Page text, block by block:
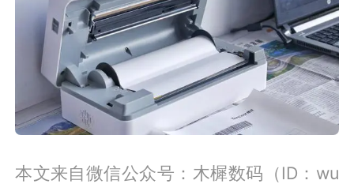
本文来自微信公众号： 木樨数码（ID：wu